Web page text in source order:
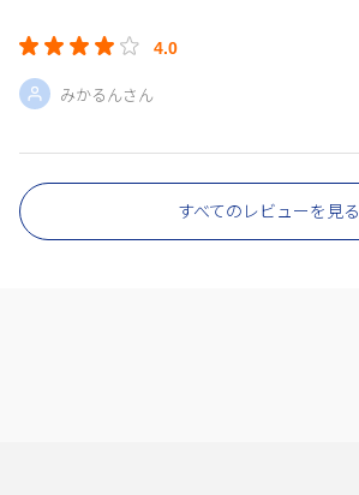
4.0
みかるんさん
すべてのレビューを見る